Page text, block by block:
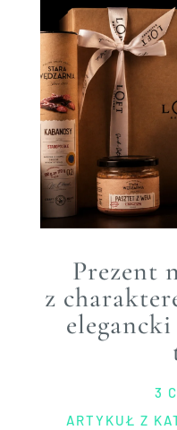
Prezent
z
3
ARTYKUŁ Z